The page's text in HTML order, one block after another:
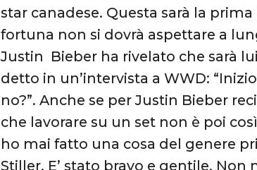
star canadese. Questa sarà la
fortuna non si dovrà aspettare a
Justin Bieber ha rivelato che sarà
detto in un’intervista a WWD:
no?”. Anche se per Justin Bieber
che lavorare su un set non è poi
ho mai fatto una cosa del genere
Stiller. E’ stato bravo e gentile.